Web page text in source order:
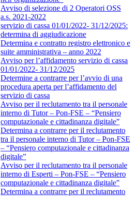
Avviso di selezione di 2 Operatori OSS
a.s. 2021-2022
servizio di cassa 01/01/2022- 31/12/2025:
determina di aggiudicazione
Determina e contratto registro elettronico e
suite amministrativa – anno 2022
Avviso per l’affidamento servizio di cassa
01/01/2022- 31/12/2025
Determine a contrarre per l’avvio di una
procedura aperta per l’affidamento del
servizio di cassa
Avviso per il reclutamento tra il personale
interno di Tutor – Pon-FSE – “Pensiero
computazionale e cittadinanza digitale”
Determina a contrarre per il reclutamento
tra il personale interno di Tutor – Pon-FSE
– “Pensiero computazionale e cittadinanza
digitale”
Avviso per il reclutamento tra il personale
interno di Esperti – Pon-FSE – “Pensiero
computazionale e cittadinanza digitale”
Determina a contrarre per il reclutamento